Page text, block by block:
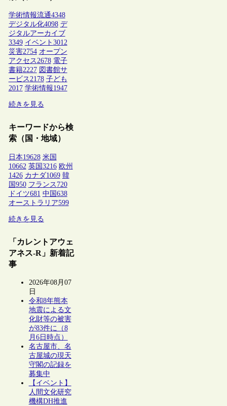
学術情報流通4348
デジタル化4098 デ
ジタルアーカイブ
3349 イベント 3012
災害2754 オープン
アクセス2678 電子
書籍2227 図書館サ
ービス2178 子ども
2017 学術情報1947
続きを見る
キーワードから検
索（国・地域）
日本19628 米国
10662 英国 3216 欧州
1426 カナダ1069 韓
国 950 フランス 720
ドイツ681 中国 638
オーストラリア599
続きを見る
「カレントアウェ
アネス-R」新着記
事
2026年08月07
日
令和8年熊本
地震による文
化財等の被害
が83件に（8
月6日時点）
名古屋市、名
古屋城の現天
守閣の記録を
募集中
【イベント】
人間文化研究
機構DH推進